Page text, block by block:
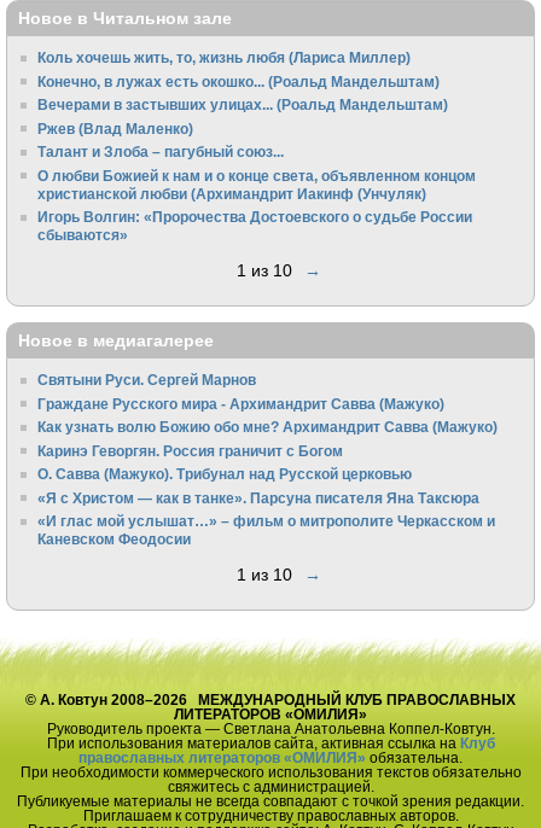
Новое в Читальном зале
Коль хочешь жить, то, жизнь любя (Лариса Миллер)
Конечно, в лужах есть окошко... (Роальд Мандельштам)
Вечерами в застывших улицах... (Роальд Мандельштам)
Ржев (Влад Маленко)
Талант и Злоба – пагубный союз...
О любви Божией к нам и о конце света, объявленном концом
христианской любви (Архимандрит Иакинф (Унчуляк)
Игорь Волгин: «Пророчества Достоевского о судьбе России
сбываются»
1 из 10 →
Новое в медиагалерее
Святыни Руси. Сергей Марнов
Граждане Русского мира - Архимандрит Савва (Мажуко)
Как узнать волю Божию обо мне? Архимандрит Савва (Мажуко)
Каринэ Геворгян. Россия граничит с Богом
О. Савва (Мажуко). Трибунал над Русской церковью
«Я с Христом — как в танке». Парсуна писателя Яна Таксюра
«И глас мой услышат…» – фильм о митрополите Черкасском и
Каневском Феодосии
1 из 10 →
© А. Ковтун 2008–2026 МЕЖДУНАРОДНЫЙ КЛУБ ПРАВОСЛАВНЫХ
ЛИТЕРАТОРОВ «ОМИЛИЯ»
Руководитель проекта — Светлана Анатольевна Коппел-Ковтун.
При использования материалов сайта, активная ссылка на Клуб
православных литераторов «ОМИЛИЯ» обязательна.
При необходимости коммерческого использования текстов обязательно
свяжитесь с администрацией.
Публикуемые материалы не всегда совпадают с точкой зрения редакции.
Приглашаем к сотрудничеству православных авторов.